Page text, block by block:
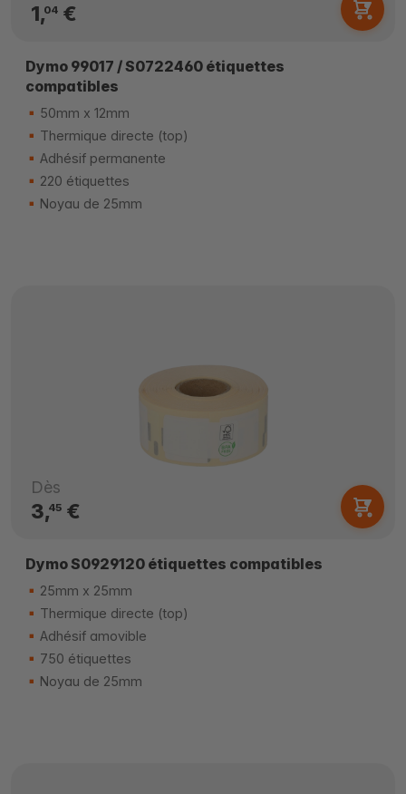
1,04€
Dymo 99017 / S0722460 étiquettes
compatibles
50mm x 12mm
Thermique directe (top)
Adhésif permanente
220 étiquettes
Noyau de 25mm
Dès
3,45€
Dymo S0929120 étiquettes compatibles
25mm x 25mm
Thermique directe (top)
Adhésif amovible
750 étiquettes
Noyau de 25mm